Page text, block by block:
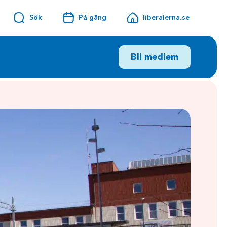
Sök På gång liberalerna.se
Bli medlem